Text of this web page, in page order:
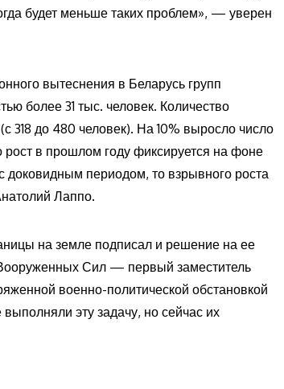
будет меньше таких проблем», — уверен
вытеснения в Беларусь групп
более 31 тыс. человек. Количество
318 до 480 человек). На 10% выросло число
рост в прошлом году фиксируется на фоне
доковидным периодом, то взрывного роста
Лаппо.
на земле подписал и решение на ее
Сил — первый заместитель
военно-политической обстановкой
эту задачу, но сейчас их